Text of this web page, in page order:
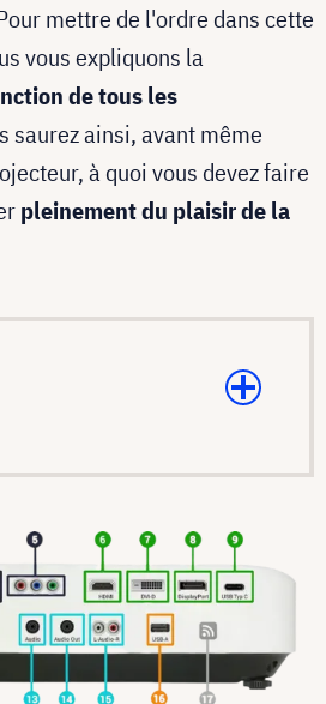
mettre de l'ordre dans cette
vous expliquons la
de tous les
saurez ainsi, avant même
à quoi vous devez faire
pleinement du plaisir de la